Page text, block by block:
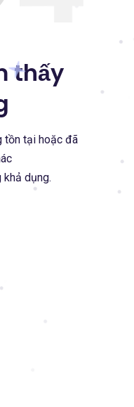
thấy
tồn tại hoặc đã
dụng.